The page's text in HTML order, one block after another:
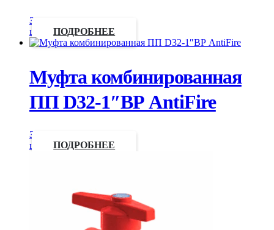
Запросить
цену
ПОДРОБНЕЕ
Муфта комбинированная
ПП D32-1″ВР AntiFire
Запросить
цену
ПОДРОБНЕЕ